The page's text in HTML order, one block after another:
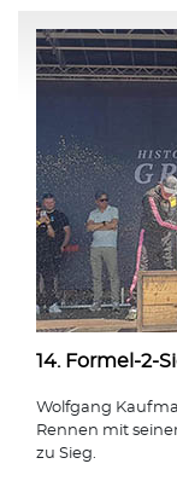
14. Formel-2-
Wolfgang
Rennen mit
zu Sieg.